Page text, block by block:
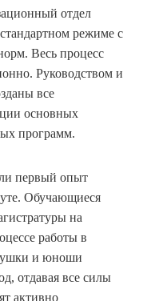
отдел
режиме с
Весь процесс
Руководством и
все
основных
программ.
первый опыт
Обучающиеся
на
работы в
и юноши
отдавая все силы
активно